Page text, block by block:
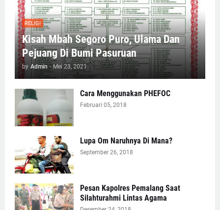
RELIGI
Kisah Mbah Segoro Puro, Ulama Dan
Pejuang Di Bumi Pasuruan
by Admin - Mei 23, 2021
Cara Menggunakan PHEFOC
Februari 05, 2018
Lupa Om Naruhnya Di Mana?
September 26, 2018
Pesan Kapolres Pemalang Saat
Silahturahmi Lintas Agama